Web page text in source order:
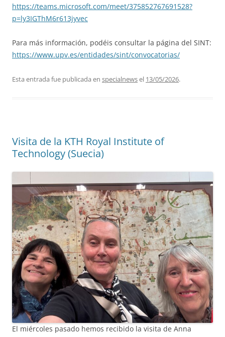
https://teams.microsoft.com/meet/375852767691528?
p=ly3IGThM6r613jyvec
Para más información, podéis consultar la página del SINT:
https://www.upv.es/entidades/sint/convocatorias/
Esta entrada fue publicada en specialnewsel 13/05/2026.
Visita de la KTH Royal Institute of
Technology (Suecia)
El miércoles pasado hemos recibido la visita de Anna